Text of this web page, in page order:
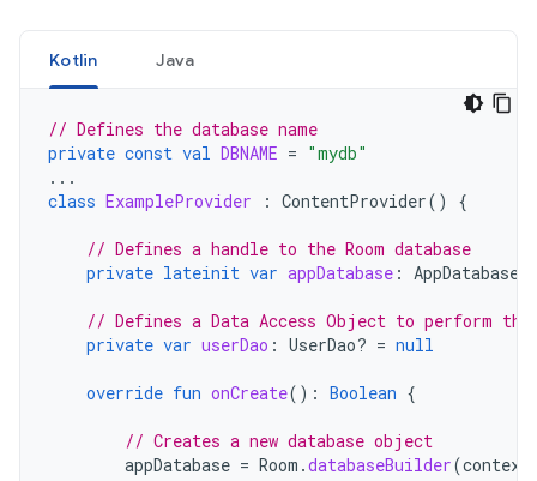
Kotlin Java
// Defines the database name
private const val DBNAME = "mydb"
...
class ExampleProvider : ContentProvider() {
// Defines a handle to the Room database
private lateinit var appDatabase : AppDatabase
// Defines a Data Access Object to perform the
private var userDao : UserDao? = null
override fun onCreate(): Boolean {
// Creates a new database object
appDatabase = Room .databaseBuilder(context